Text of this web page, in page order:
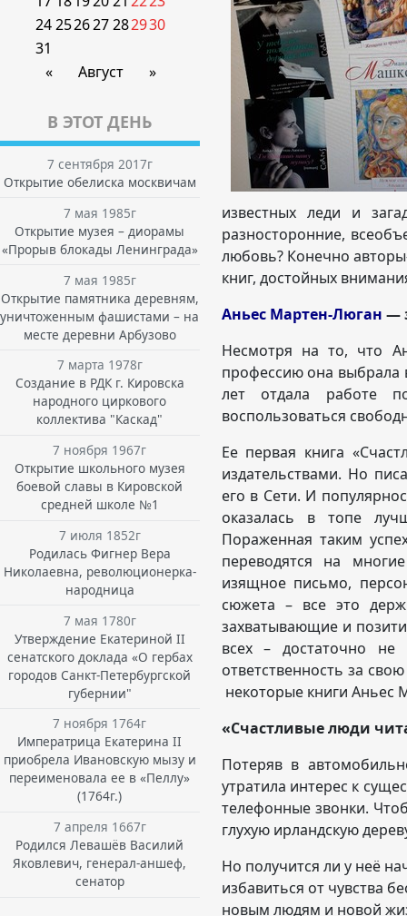
24252627282930
31
«
Август »
В ЭТОТ ДЕНЬ
7 сентября 2017г
Открытие обелиска москвичам
7 мая 1985г
Открытие музея – диорамы
«Прорыв блокады Ленинграда»
7 мая 1985г
Открытие памятника деревням,
уничтоженным фашистами – на
месте деревни Арбузово
7 марта 1978г
Создание в РДК г. Кировска
народного циркового
коллектива "Каскад"
7 ноября 1967г
Открытие школьного музея
боевой славы в Кировской
средней школе №1
7 июля 1852г
Родилась Фигнер Вера
Николаевна, революционерка-
народница
7 мая 1780г
Утверждение Екатериной II
сенатского доклада «О гербах
городов Санкт-Петербургской
губернии"
7 ноября 1764г
Императрица Екатерина II
приобрела Ивановскую мызу и
переименовала ее в «Пеллу»
(1764г.)
7 апреля 1667г
Родился Левашёв Василий
Яковлевич, генерал-аншеф,
сенатор
известных леди и
разносторонние,
любовь? Конечно
книг, достойных
Аньес Мартен-Люган —
Несмотря на то, что
профессию она выбрала
лет отдала работе
воспользоваться
Ее первая книга
издательствами. Но
его в Сети. И
оказалась в топе
Пораженная таким
переводятся на
изящное письмо,
сюжета – все это
захватывающие и
всех – достаточно не
ответственность за
некоторые книги
«Счастливые люди
Потеряв в
утратила интерес к
телефонные звонки.
глухую ирландскую
Но получится ли у неё
избавиться от чувства
новым людям и